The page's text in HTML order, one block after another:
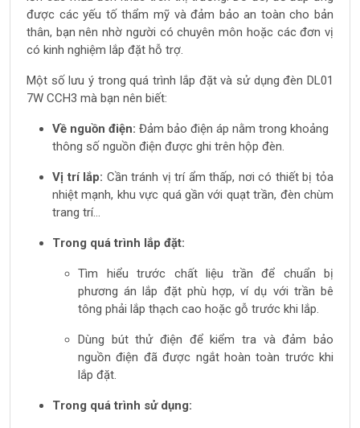
được các yếu tố thẩm mỹ và đảm bảo an toàn cho bản
thân, bạn nên nhờ người có chuyên môn hoặc các đơn vị
có kinh nghiệm lắp đặt hỗ trợ.
Một số lưu ý trong quá trình lắp đặt và sử dụng đèn DL01
7W CCH3 mà bạn nên biết:
Về nguồn điện: Đảm bảo điện áp nằm trong khoảng
thông số nguồn điện được ghi trên hộp đèn.
Vị trí lắp: Cần tránh vị trí ẩm thấp, nơi có thiết bị tỏa
nhiệt mạnh, khu vực quá gần với quạt trần, đèn chùm
trang trí…
Trong quá trình lắp đặt:
Tìm hiểu trước chất liệu trần để chuẩn bị
phương án lắp đặt phù hợp, ví dụ với trần bê
tông phải lắp thạch cao hoặc gỗ trước khi lắp.
Dùng bút thử điện để kiểm tra và đảm bảo
nguồn điện đã được ngắt hoàn toàn trước khi
lắp đặt.
Trong quá trình sử dụng: